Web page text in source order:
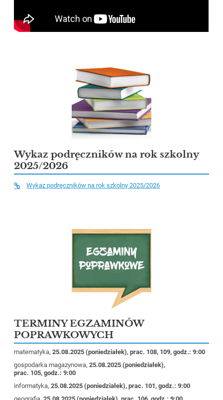
Wykaz podręczników na rok szkolny
2025/2026
Wykaz podręczników na rok szkolny 2025/2026
TERMINY EGZAMINÓW
POPRAWKOWYCH
matematyka,25.08.2025 (poniedziałek), prac. 108, 109, godz.: 9:00
gospodarka magazynowa,25.08.2025 (poniedziałek),
prac. 105, godz.: 9:00
informatyka,25.08.2025 (poniedziałek), prac. 101, godz.: 9:00